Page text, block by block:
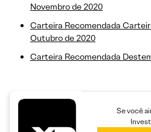
Novembro de 2020
Carteira Recomendada
Outubro de 2020
Carteira Recomendada
Se você